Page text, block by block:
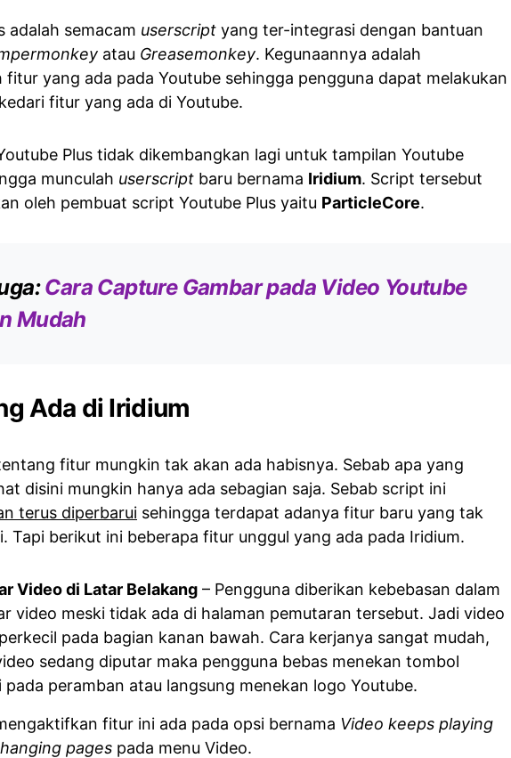
adalah semacam userscript yang ter-integrasi dengan bantuan
atau Greasemonkey. Kegunaannya adalah
fitur yang ada pada Youtube sehingga pengguna dapat melakukan
fitur yang ada di Youtube.
Plus tidak dikembangkan lagi untuk tampilan Youtube
munculah userscript baru bernama Iridium. Script tersebut
oleh pembuat script Youtube Plus yaitu ParticleCore.
Cara Capture Gambar pada Video Youtube
Mudah
Ada di Iridium
fitur mungkin tak akan ada habisnya. Sebab apa yang
disini mungkin hanya ada sebagian saja. Sebab script ini
terus diperbarui sehingga terdapat adanya fitur baru yang tak
Tapi berikut ini beberapa fitur unggul yang ada pada Iridium.
Video di Latar Belakang – Pengguna diberikan kebebasan dalam
video meski tidak ada di halaman pemutaran tersebut. Jadi video
pada bagian kanan bawah. Cara kerjanya sangat mudah,
sedang diputar maka pengguna bebas menekan tombol
pada peramban atau langsung menekan logo Youtube.
fitur ini ada pada opsi bernama Video keeps playing
pages pada menu Video.